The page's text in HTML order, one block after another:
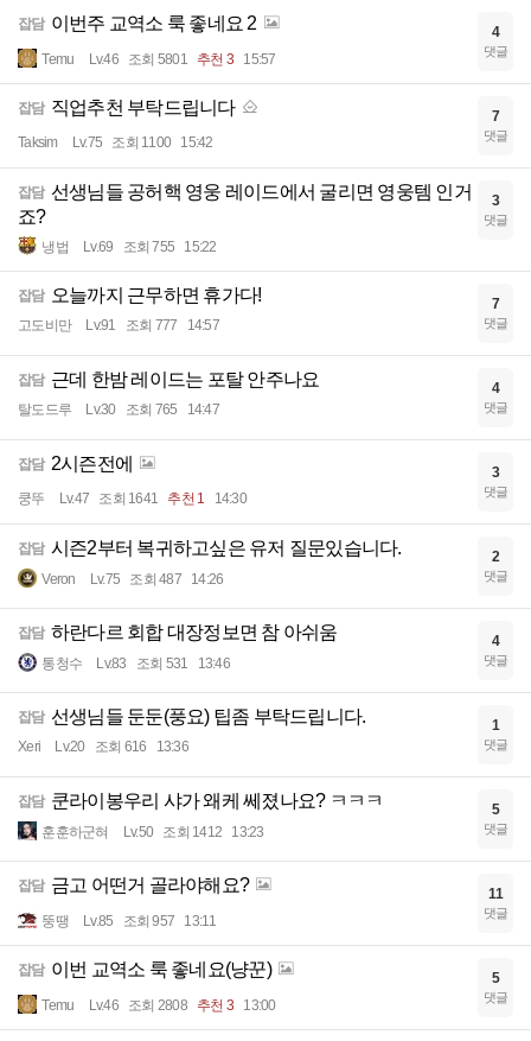
잡담 이번주 교역소 룩 좋네요 2
Temu Lv.46 조회 5801 추천 3 15:57
4
댓글
잡담 직업추천 부탁드립니다
Taksim Lv.75 조회 1100 15:42
7
댓글
잡담 선생님들 공허핵 영웅 레이드에서 굴리면 영웅템 인거
죠?
냉법 Lv.69 조회 755 15:22
3
댓글
잡담 오늘까지 근무하면 휴가다!
고도비만 Lv.91 조회 777 14:57
7
댓글
잡담 근데 한밤 레이드는 포탈 안주나요
탈도드루 Lv.30 조회 765 14:47
4
댓글
잡담 2시즌전에
쿵뚜 Lv.47 조회 1641 추천 1 14:30
3
댓글
잡담 시즌2부터 복귀하고싶은 유저 질문있습니다.
Veron Lv.75 조회 487 14:26
2
댓글
잡담 하란다르 회합 대장정보면 참 아쉬움
통청수 Lv.83 조회 531 13:46
4
댓글
잡담 선생님들 둔둔(풍요) 팁좀 부탁드립니다.
Xeri Lv.20 조회 616 13:36
1
댓글
잡담 쿤라이봉우리 샤가 왜케 쎄졌나요? ㅋㅋㅋ
훈훈하군혀 Lv.50 조회 1412 13:23
5
댓글
잡담 금고 어떤거 골라야해요?
뚱땡 Lv.85 조회 957 13:11
11
댓글
잡담 이번 교역소 룩 좋네요(냥꾼)
Temu Lv.46 조회 2808 추천 3 13:00
5
댓글